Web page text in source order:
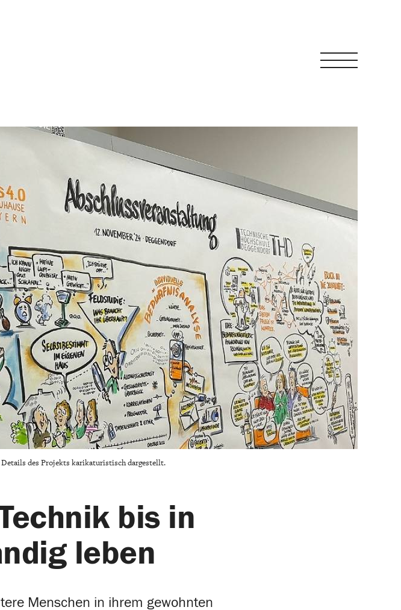
des Projekts karikaturistisch dargestellt.
bis in
leben
Menschen in ihrem gewohnten